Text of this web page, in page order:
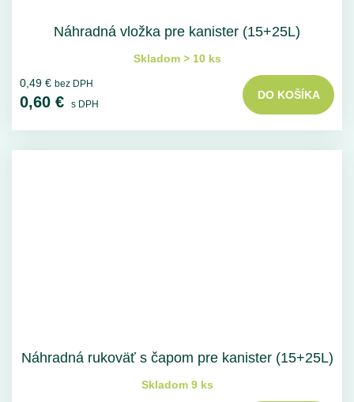
Náhradná vložka pre kanister (15+25L)
Skladom > 10 ks
0,49 € bez DPH
0,60 € s DPH
DO KOŠÍKA
Náhradná rukoväť s čapom pre kanister (15+25L)
Skladom 9 ks